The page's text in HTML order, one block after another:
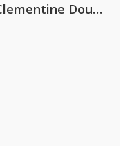
Calvin Harris & Clementine Douglas